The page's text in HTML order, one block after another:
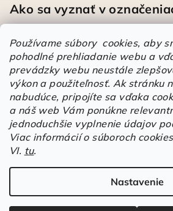
Používame súbory cookies, aby
pohodlné prehliadanie webu a
prevádzky webu neustále
výkon a použiteľnosť. Ak stránku
nabudúce, pripojíte sa vďaka
a náš web Vám ponúkne
jednoduchšie vyplnenie údajov
Viac informácií o súboroch
VI. tu.
Nastavenie
Ako sa vyznať v
Heureka
Hodnotenie produktu je 5 z 5
| Mária
Á
u
e
Elstrote®. Všetky
nastavenie